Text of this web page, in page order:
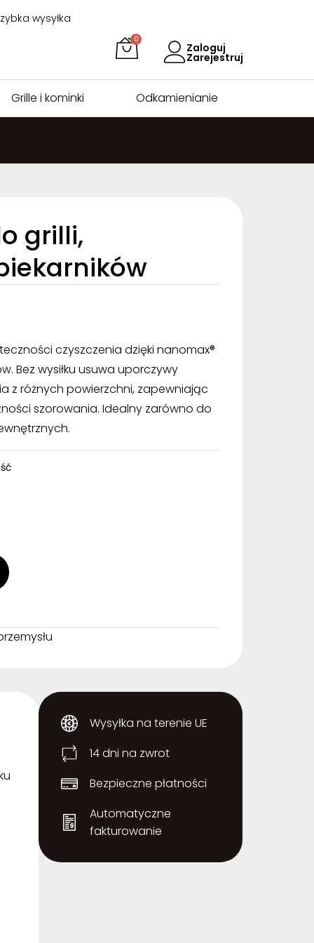
wysyłka
0
Zaloguj
Zarejestruj
Grille i kominki Odkamienianie
grilli,
czyszczenia dzięki nanomax®
Bez wysiłku usuwa uporczywy
z różnych powierzchni, zapewniając
szorowania. Idealny zarówno do
Wysyłka na terenie UE
14 dni na zwrot
Bezpieczne płatności
Automatyczne
fakturowanie